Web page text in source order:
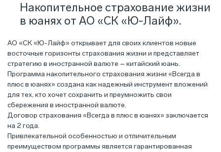
Накопительное страхование жизни
в юанях от АО «СК «Ю-Лайф».
АО «СК «Ю-Лайф» открывает для своих клиентов новые
восточные горизонты страхования жизни и представляет
стратегию в иностранной валюте – китайский юань.
Программа накопительного страхования жизни «Всегда в
плюс в юанях» создана как надежный инструмент вложений
для тех, кто хочет сохранить и преумножить свои
сбережения в иностранной валюте.
Договор страхования «Всегда в плюс в юанях» заключается
на 2 года.
Привлекательной особенностью и отличительным
преимуществом программы является гарантированная